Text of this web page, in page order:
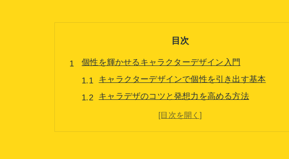
目次
個性を輝かせるキャラクターデザイン入門
キャラクターデザインで個性を引き出す基本
キャラデザのコツと発想力を高める方法
キャラクターデザイン初心者が身につけたい考え
キャラ設定で重要なポイントと注意点